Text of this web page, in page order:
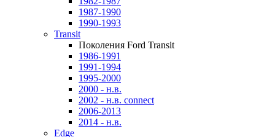
1987-1990
1990-1993
Transit
Поколения Ford Transit
1986-1991
1991-1994
1995-2000
2000 - н.в.
2002 - н.в. connect
2006-2013
2014 - н.в.
Edge